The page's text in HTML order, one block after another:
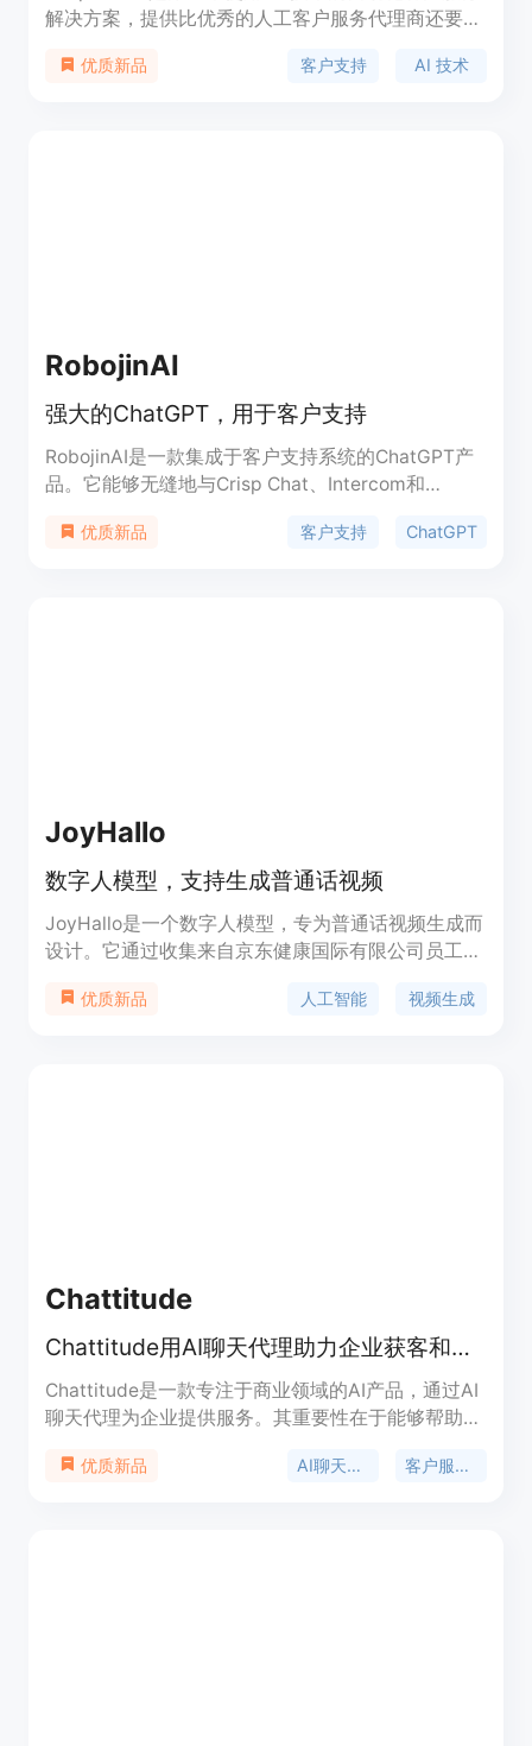
解决方案，提供比优秀的人工客户服务代理商还要优
优质新品 客户支持 AI 技术
RobojinAI
强大的ChatGPT，用于客户支持
RobojinAI是一款集成于客户支持系统的ChatGPT产
品。它能够无缝地与Crisp Chat、Intercom和
大的支持能力。RobojinAI通过训练您的网站内容、
优质新品 客户支持 ChatGPT
JoyHallo
数字人模型，支持生成普通话视频
JoyHallo是一个数字人模型，专为普通话视频生成而
设计。它通过收集来自京东健康国际有限公司员工的
据集覆盖了不同年龄和说话风格，包括对话和专业医
优质新品 人工智能 视频生成
Chattitude
Chattitude用AI聊天代理助力企业获客和提供24/7客户支持。
Chattitude是一款专注于商业领域的AI产品，通过AI
聊天代理为企业提供服务。其重要性在于能够帮助企
点包括可实现24/7客户服务、自动筛选潜在客户、加
优质新品 AI聊天代理 客户服务自动化